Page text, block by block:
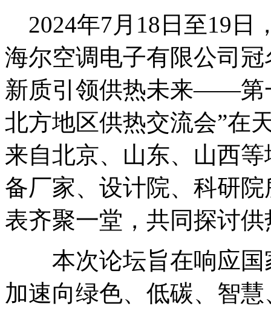
2024年7月18日至19日
海尔空调电子有限公司
新质引领供热未来——第
北方地区供热交流会”在
来自北京、山东、山西
备厂家、设计院、科研
表齐聚一堂，共同探讨
本次论坛旨在响应国
加速向绿色、低碳、智